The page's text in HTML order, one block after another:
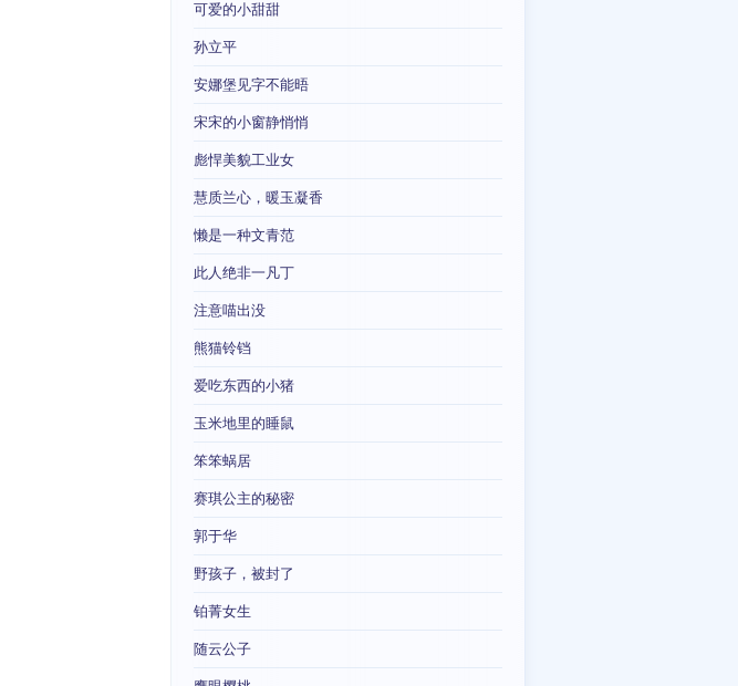
可爱的小甜甜
孙立平
安娜堡见字不能晤
宋宋的小窗静悄悄
彪悍美貌工业女
慧质兰心，暖玉凝香
懒是一种文青范
此人绝非一凡丁
注意喵出没
熊猫铃铛
爱吃东西的小猪
玉米地里的睡鼠
笨笨蜗居
赛琪公主的秘密
郭于华
野孩子，被封了
铂菁女生
随云公子